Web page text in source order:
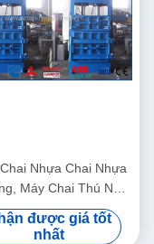
Nhựa Chai Nhựa
Máy Chai Thú Nhồi
Lực 15kW Y82-35
được giá tốt
nhất